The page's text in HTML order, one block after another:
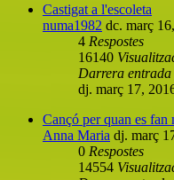
Castigat a l'escoleta
numa1982 dc. març
4 Respostes
16140
Darrera entrada
dj. març 17,
Cançó per quan es fan
Anna Maria dj. març
0 Respostes
14554